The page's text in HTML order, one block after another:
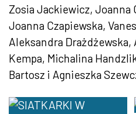
Zosia Jackiewicz, Joanna
Joanna Czapiewska,
Aleksandra Drażdżewska,
Kempa, Michalina
Bartosz i Agnieszka